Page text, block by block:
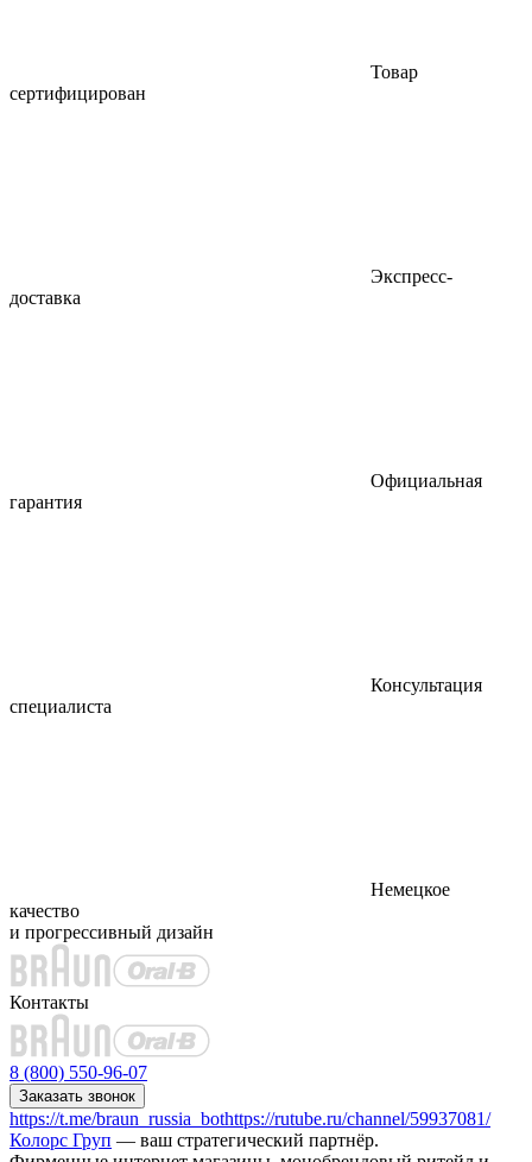
Товар
сертифицирован
Экспресс-
доставка
Официальная
гарантия
Консультация
специалиста
Немецкое
качество
и прогрессивный дизайн
Контакты
8 (800) 550-96-07
Заказать звонок
https://t.me/braun_russia_bothttps://rutube.ru/channel/59937081/
Колорс Груп — ваш стратегический партнёр.